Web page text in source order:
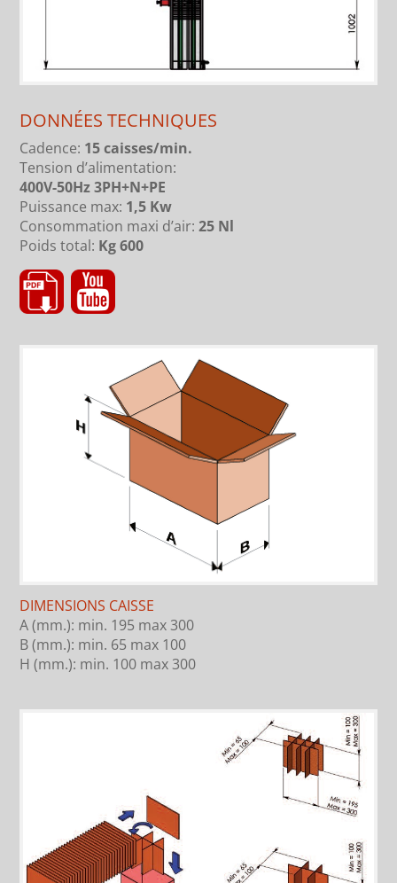
DONNÉES TECHNIQUES
Cadence: 15caisses/min.
Tension d’alimentation:
400V-50Hz 3PH+N+PE
Puissance max: 1,5 Kw
Consommation maxi d’air:25 Nl
Poids total: Kg 600
DIMENSIONS CAISSE
A (mm.): min. 195 max 300
B (mm.): min. 65 max 100
H (mm.): min. 100 max 300